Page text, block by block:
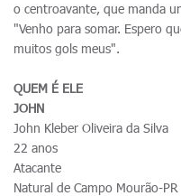
o centroavante, que manda
"Venho para somar. Espero
muitos gols meus".
QUEM É ELE
JOHN
John Kleber Oliveira da Silva
22 anos
Atacante
Natural de Campo Mourão-PR